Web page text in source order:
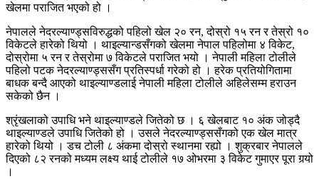
खेलमा पराजित भएको हो ।
नेपालले नेदरल्याण्ड्सविरुद्धको पहिलो खेल २० रन, दोस्रो १५ रन र तेस्रो १०
विकेटले हारेको थियो । थाइल्यान्डसँगको खेलमा नेपाल पहिलोमा ४ विकेट,
दोस्रोमा ५ रन र तेस्रोमा ७ विकेटले पराजित भयो । नेपाली महिला टोलीले
पहिलो पटक नेदरल्याण्ड्ससँग प्रतिस्पर्धा गरेको हो । हरेक प्रतियोगितामा
बाधक बन्दै आएको थाइल्याण्डलाई नेपाली महिला टोलीले अहिलेसम्म हराउन
सकेको छैन ।
श्रृंखलाको उपाधि भने थाइल्याण्डले जितेको छ । ६ खेलबाट १० अंक जोड्दै
थाइल्याण्डले उपाधि जितेको हो । उसले नेदरल्याण्ड्ससँगको एक खेल मात्र
हारेको थियो । डच टोली ८ अंकमा दोस्रो स्थानमा रह्यो । शुक्रबार नेपालले
दिएको ८२ रनको मध्यम लक्ष्य थाई टोलीले १७ ओभरमा ३ विकेट गुमाएर पूरा गर्‍यो
।